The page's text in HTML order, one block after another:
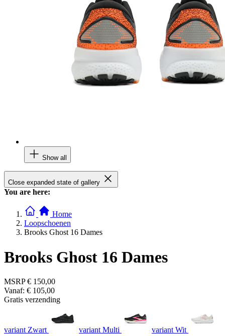
Show all
Close expanded state of gallery
You are here:
Home
Loopschoenen
Brooks Ghost 16 Dames
Brooks Ghost 16 Dames
MSRP € 150,00
Vanaf: € 105,00
Gratis verzending
variant Zwart variant Multi variant Wit